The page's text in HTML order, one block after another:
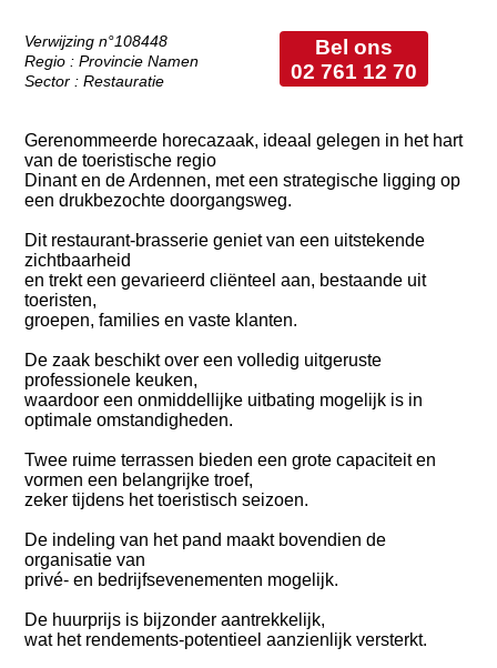
Bel ons
02 761 12 70
Verwijzing n°108448
Regio : Provincie Namen
Sector : Restauratie
Gerenommeerde horecazaak, ideaal gelegen in het hart
van de toeristische regio
Dinant en de Ardennen, met een strategische ligging op
een drukbezochte doorgangsweg.
Dit restaurant-brasserie geniet van een uitstekende
zichtbaarheid
en trekt een gevarieerd cliënteel aan, bestaande uit
toeristen,
groepen, families en vaste klanten.
De zaak beschikt over een volledig uitgeruste
professionele keuken,
waardoor een onmiddellijke uitbating mogelijk is in
optimale omstandigheden.
Twee ruime terrassen bieden een grote capaciteit en
vormen een belangrijke troef,
zeker tijdens het toeristisch seizoen.
De indeling van het pand maakt bovendien de
organisatie van
privé- en bedrijfsevenementen mogelijk.
De huurprijs is bijzonder aantrekkelijk,
wat het rendements-potentieel aanzienlijk versterkt.